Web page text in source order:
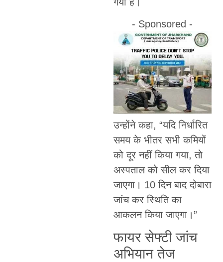
- Sponsored -
उन्होंने कहा, “यदि निर्धारित
समय के भीतर सभी कमियों
को दूर नहीं किया गया, तो
अस्पताल को सील कर दिया
जाएगा। 10 दिन बाद दोबारा
जांच कर स्थिति का
आकलन किया जाएगा।”
फायर सेफ्टी जांच
अभियान तेज